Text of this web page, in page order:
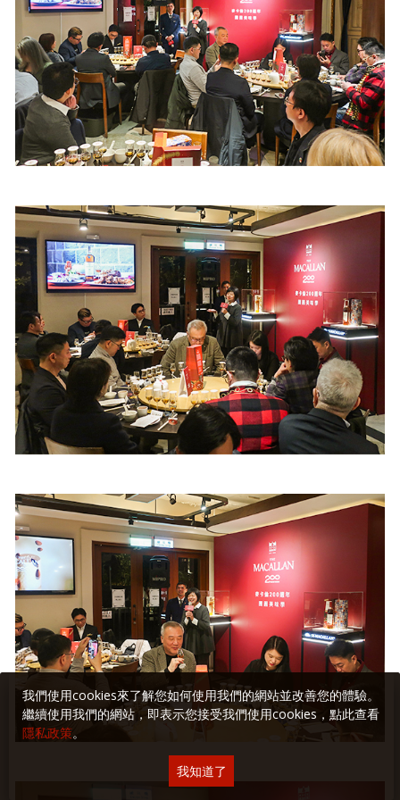
我們使用cookies來了解您如何使用我們的網站並改善您的體驗。
繼續使用我們的網站，即表示您接受我們使用cookies，點此查看
隱私政策。
我知道了